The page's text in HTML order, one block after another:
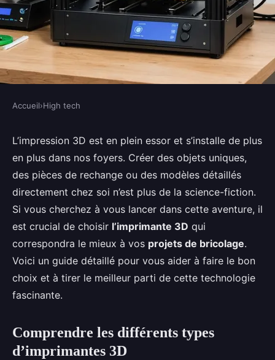
HIGH TECH
Comment choisir une
imprimante 3D pour les projets
de bricolage à domicile?
Lise•29 août 2024•6 min de lecture
Accueil›High tech
L’impression 3D est en plein essor et s’installe de plus
en plus dans nos foyers. Créer des objets uniques,
des pièces de rechange ou des modèles détaillés
directement chez soi n’est plus de la science-fiction.
Si vous cherchez à vous lancer dans cette aventure, il
est crucial de choisir l’imprimante 3D qui
correspondra le mieux à vos projets de bricolage.
Voici un guide détaillé pour vous aider à faire le bon
choix et à tirer le meilleur parti de cette technologie
fascinante.
Comprendre les différents types
d’imprimantes 3D